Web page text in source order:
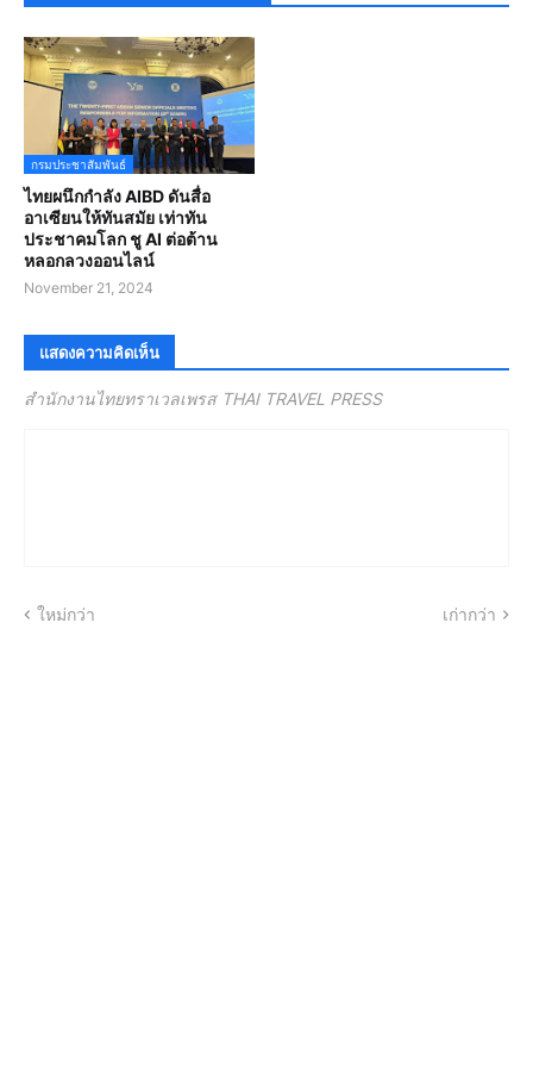
กรมประชาสัมพันธ์
ไทยผนึกกำลัง AIBD ดันสื่อ
อาเซียนให้ทันสมัย เท่าทัน
ประชาคมโลก ชู AI ต่อต้าน
หลอกลวงออนไลน์
November 21, 2024
แสดงความคิดเห็น
สำนักงานไทยทราเวลเพรส THAI TRAVEL PRESS
ใหม่กว่า เก่ากว่า